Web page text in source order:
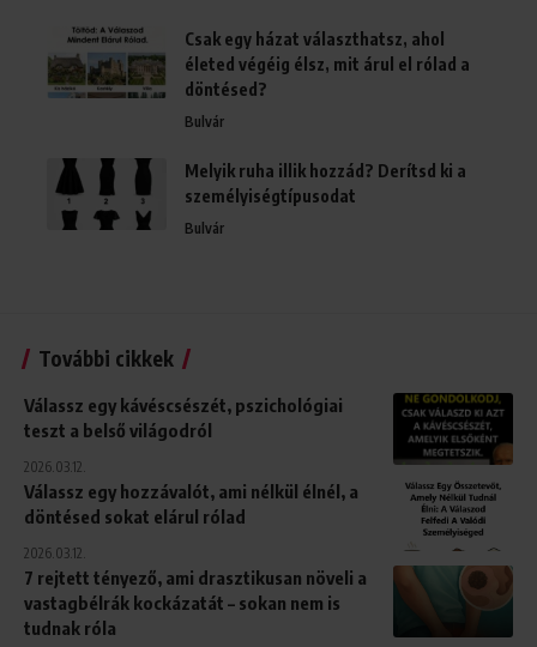
Csak egy házat választhatsz, ahol
életed végéig élsz, mit árul el rólad a
döntésed?
Bulvár
Melyik ruha illik hozzád? Derítsd ki a
személyiségtípusodat
Bulvár
További cikkek
Válassz egy kávéscsészét, pszichológiai
teszt a belső világodról
2026.03.12.
Válassz egy hozzávalót, ami nélkül élnél, a
döntésed sokat elárul rólad
2026.03.12.
7 rejtett tényező, ami drasztikusan növeli a
vastagbélrák kockázatát – sokan nem is
tudnak róla